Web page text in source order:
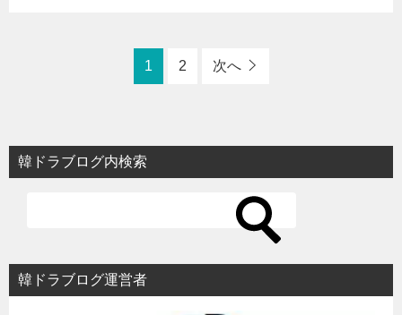
1 2 次へ
韓ドラブログ内検索
韓ドラブログ運営者